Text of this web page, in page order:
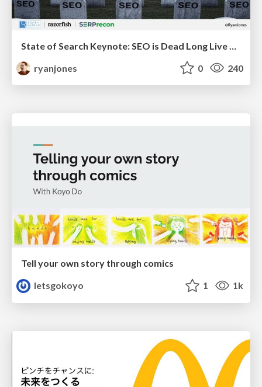
ryanjones
0 240
Tell your own story through comics
letsgokoyo
1 1k